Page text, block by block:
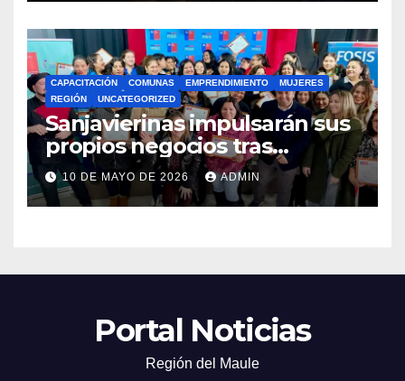
CAPACITACIÓN COMUNAS EMPRENDIMIENTO
MUJERES
REGIÓN
UNCATEGORIZED
Sanjavierinas impulsarán sus
propios negocios tras
capacitarse junto al FOSIS
10 DE MAYO DE 2026 ADMIN
Portal Noticias
Región del Maule